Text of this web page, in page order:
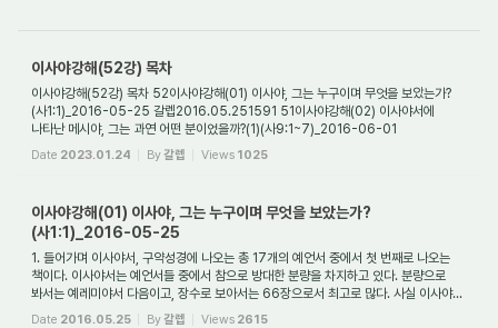
이사야강해(52강) 목차
이사야강해(52강) 목차 52이사야강해(01) 이사야, 그는 누구이며 무엇을 보았는가?
(사1:1)_2016-05-25 갈렙2016.05.251591 51이사야강해(02) 이사야서에
나타난 메시야, 그는 과연 어떤 분이었을까?(1)(사9:1~7)_2016-06-01
갈렙2016.06.011403 50이사야강해(0...
Date 2023.01.24 By갈렙 Views 1025
이사야강해(01) 이사야, 그는 누구이며 무엇을 보았는가?
(사1:1)_2016-05-25
1. 들어가며 이사야서, 구약성경에 나오는 총 17개의 예언서 중에서 첫 번째로 나오는
책이다. 이사야서는 예언서들 중에서 참으로 방대한 분량을 차지하고 있다. 분량으로
봐서는 예레미야서 다음이고, 장수로 보아서는 66장으로서 최고로 많다. 사실 이사야...
Date 2016.05.25 By갈렙 Views 2615